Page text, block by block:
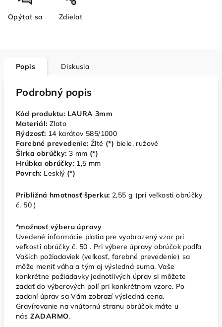
Opýtať sa Zdieľať
Popis Diskusia
Podrobný popis
Kód produktu: LAURA 3mm
Materiál: Zlato
Rýdzosť: 14 karátov 585/1000
Farebné prevedenie: Žlté (*) biele, ružové
Šírka obrúčky: 3 mm (*)
Hrúbka obrúčky: 1,5 mm
Povrch: Lesklý (*)
Približná hmotnosť šperku: 2,55 g (pri veľkosti obrúčky
č. 50 )
*možnosť výberu úpravy
Uvedené informácie platia pre vyobrazený vzor pri
veľkosti obrúčky č. 50 . Pri výbere úpravy obrúčok podľa
Vašich požiadaviek (veľkosť, farebné prevedenie) sa
môže meniť váha a tým aj výsledná suma. Vaše
konkrétne požiadavky jednotlivých úprav si môžete
zadať do výberových polí pri konkrétnom vzore. Po
zadaní úprav sa Vám zobrazí výsledná cena.
Gravírovanie na vnútornú stranu obrúčok máte u
nás ZADARMO.